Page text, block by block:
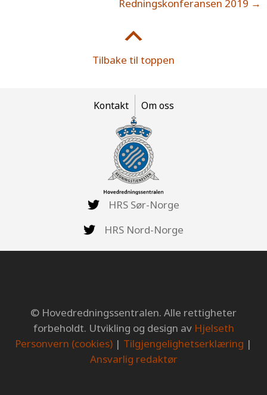
Redningskonferansen 2019 →
Tilbake til toppen
Kontakt Om oss
HRS Sør-Norge
HRS Nord-Norge
© Hovedredningssentralen. Alle rettigheter
forbeholdt. Utvikling og design av Hjelseth
Personvern (cookies) | Tilgjengelighetserklæring |
Ansvarlig redaktør